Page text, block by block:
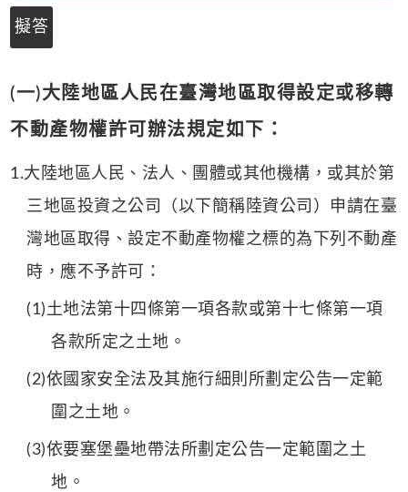
擬答
(一)大陸地區人民在臺灣地區取得設定或移轉
不動產物權許可辦法規定如下：
1.大陸地區人民、法人、團體或其他機構，或其於第
三地區投資之公司（以下簡稱陸資公司）申請在臺
灣地區取得、設定不動產物權之標的為下列不動產
時，應不予許可：
(1)土地法第十四條第一項各款或第十七條第一項
各款所定之土地。
(2)依國家安全法及其施行細則所劃定公告一定範
圍之土地。
(3)依要塞堡壘地帶法所劃定公告一定範圍之土
地。